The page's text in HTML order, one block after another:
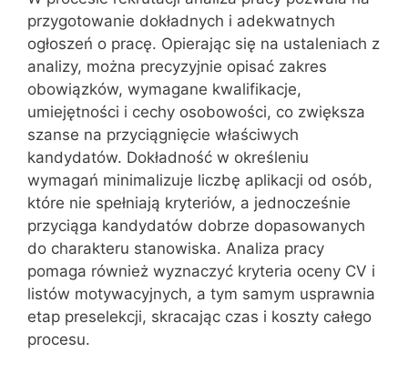
przygotowanie dokładnych i adekwatnych
ogłoszeń o pracę. Opierając się na ustaleniach z
analizy, można precyzyjnie opisać zakres
obowiązków, wymagane kwalifikacje,
umiejętności i cechy osobowości, co zwiększa
szanse na przyciągnięcie właściwych
kandydatów. Dokładność w określeniu
wymagań minimalizuje liczbę aplikacji od osób,
które nie spełniają kryteriów, a jednocześnie
przyciąga kandydatów dobrze dopasowanych
do charakteru stanowiska. Analiza pracy
pomaga również wyznaczyć kryteria oceny CV i
listów motywacyjnych, a tym samym usprawnia
etap preselekcji, skracając czas i koszty całego
procesu.